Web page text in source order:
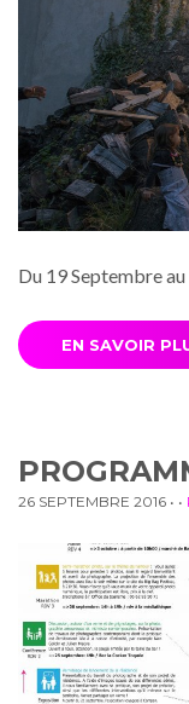
Du 19 Septembre
EN SAVOIR
26 SEPTEMBRE 2016 • •